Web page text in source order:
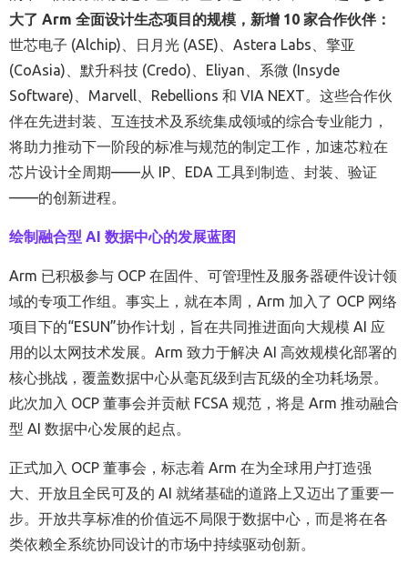
大了 Arm 全面设计生态项目的规模，新增 10 家合作伙伴：
世芯电子 (Alchip) 、日月光 (ASE) Astera Labs 、擎亚
(CoAsia) 、默升科技 (Credo) Eliyan 、系微 (Insyde
Software)
Marvell Rebellions 和 VIA NEXT。这些合作伙
伴在先进封装、互连技术及系统集成领域的综合专业能力，
将助力推动下一阶段的标准与规范的制定工作 ，加速芯粒在
芯片设计全周期——从 IP EDA 工具到制造、封装、验证
——的创新进程。
绘制融合型 AI 数据中心的发展蓝图
Arm 已积极参与 OCP 在固件、可管理性及服务器硬件设计领
域的专项工作组。事实上，就在本周， Arm 加入了 OCP 网络
项目下的“ESUN”协作计划，旨在共同推进面向大规模 AI 应
用的以太网技术发展。 Arm 致力于解决 AI 高效规模化部署的
核心挑战，覆盖数据中心从毫瓦级到吉瓦级的全功耗场景。
此次加入 OCP 董事会并贡献 FCSA 规范，将是 Arm 推动融合
型 AI 数据中心发展的起点。
正式加入 OCP 董事会，标志着 Arm 在为全球用户打造强
大、开放且全民可及的 AI 就绪基础的道路上又迈出了重要一
步。开放共享标准的价值远不局限于数据中心 ，而是将在各
类依赖全系统协同设计的市场中持续驱动创新。